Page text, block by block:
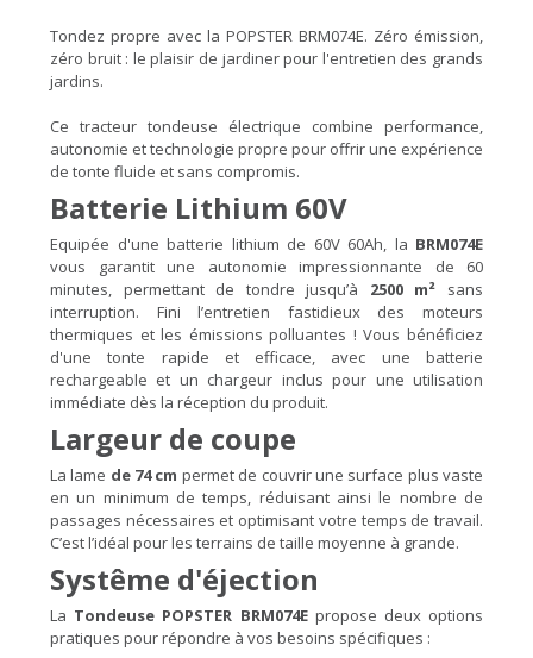
Tondez propre avec la POPSTER BRM074E. Zéro émission,
zéro bruit : le plaisir de jardiner pour l'entretien des grands
jardins.
Ce tracteur tondeuse électrique combine performance,
autonomie et technologie propre pour offrir une expérience
de tonte fluide et sans compromis.
Batterie Lithium 60V
Equipée d'une batterie lithium de 60V 60Ah, la BRM074E
vous garantit une autonomie impressionnante de 60
minutes, permettant de tondre jusqu’à 2500 m² sans
interruption. Fini l’entretien fastidieux des moteurs
thermiques et les émissions polluantes ! Vous bénéficiez
d'une tonte rapide et efficace, avec une batterie
rechargeable et un chargeur inclus pour une utilisation
immédiate dès la réception du produit.
Largeur de coupe
La lame de 74 cm permet de couvrir une surface plus vaste
en un minimum de temps, réduisant ainsi le nombre de
passages nécessaires et optimisant votre temps de travail.
C’est l’idéal pour les terrains de taille moyenne à grande.
Systême d'éjection
La Tondeuse POPSTER BRM074Epropose deux options
pratiques pour répondre à vos besoins spécifiques :